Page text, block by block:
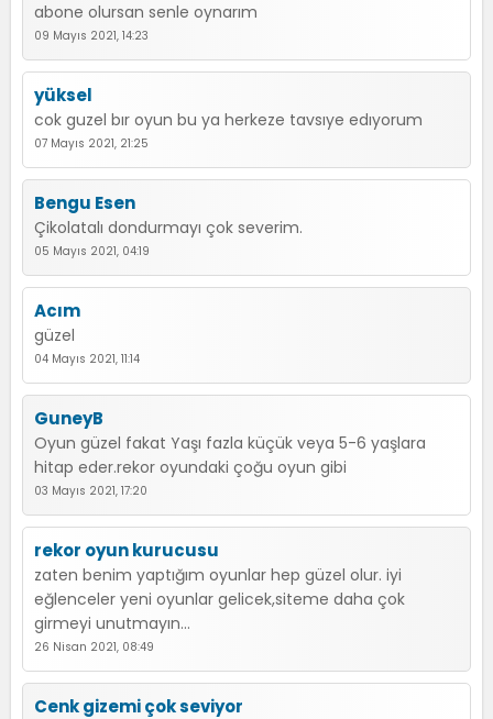
abone olursan senle oynarım
09 Mayıs 2021, 14:23
yüksel
cok guzel bır oyun bu ya herkeze tavsıye edıyorum
07 Mayıs 2021, 21:25
Bengu Esen
Çikolatalı dondurmayı çok severim.
05 Mayıs 2021, 04:19
Acım
güzel
04 Mayıs 2021, 11:14
GuneyB
Oyun güzel fakat Yaşı fazla küçük veya 5-6 yaşlara
hitap eder.rekor oyundaki çoğu oyun gibi
03 Mayıs 2021, 17:20
rekor oyun kurucusu
zaten benim yaptığım oyunlar hep güzel olur. iyi
eğlenceler yeni oyunlar gelicek,siteme daha çok
girmeyi unutmayın...
26 Nisan 2021, 08:49
Cenk gizemi çok seviyor